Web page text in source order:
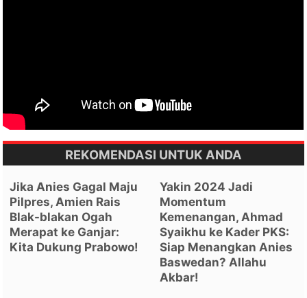
REKOMENDASI UNTUK ANDA
Jika Anies Gagal Maju
Pilpres, Amien Rais
Blak-blakan Ogah
Merapat ke Ganjar:
Kita Dukung Prabowo!
Yakin 2024 Jadi
Momentum
Kemenangan, Ahmad
Syaikhu ke Kader PKS:
Siap Menangkan Anies
Baswedan? Allahu
Akbar!